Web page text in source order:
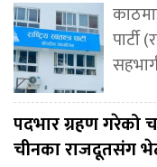
पार्टी
पदभार ग्रहण गरेको
चीनका राजदूतसंग